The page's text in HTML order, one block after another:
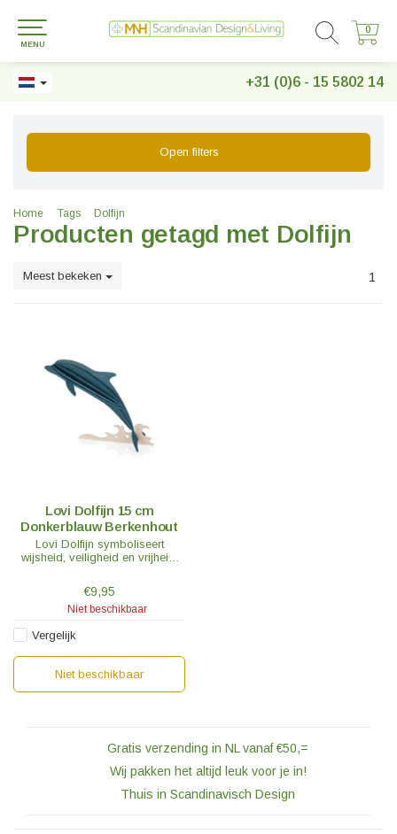
+31 (0)6 - 15 5802 14
0
0
MENU
Open filters
Home Tags Dolfijn
Producten getagd met Dolfijn
Meest bekeken 1
Lovi Dolfijn 15 cm
Donkerblauw Berkenhout
Lovi Dolfijn symboliseert
wijsheid, veiligheid en vrijheid.
met een speels, vrolijk karakter
is de perfecte combinatie.
€9,95
Niet beschikbaar
Vergelijk
Niet beschikbaar
Gratis verzending in NL vanaf €50,=
Wij pakken het altijd leuk voor je in!
Thuis in Scandinavisch Design